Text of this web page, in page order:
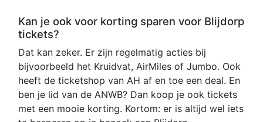
Kan je ook voor korting sparen voor Blijdorp
tickets?
Dat kan zeker. Er zijn regelmatig acties bij
bijvoorbeeld het Kruidvat, AirMiles of Jumbo. Ook
heeft de ticketshop van AH af en toe een deal. En
ben je lid van de ANWB? Dan koop je ook tickets
met een mooie korting. Kortom: er is altijd wel iets